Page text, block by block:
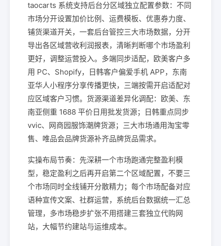
taocarts 系统支持后台分区域独立配置参数：不同
市场分开设置加价比例、运费模板、优惠券力度、
铺货渠道开关，一套后台管控三大市场数据，分开
导出各区域营收利润报表，清晰判断哪个市场盈利
更好，调整运营投入。多端同步适配，欧美客户多
用 PC、Shopify，日韩客户偏爱手机 APP，东南
亚华人小程序分享传播更快，三端按需开启适配对
应区域客户习惯。货源渠道差异化调配：欧美、东
南亚侧重 1688 平价日用批发货源；日韩重点同步
vvic、网商园服饰潮牌货源；三大市场通用淘宝零
售、唯品会品牌货源补齐品牌货品需求。
实操布局节奏：先深耕一个市场跑通完整盈利模
型，稳定盈利之后再开启第二个区域配置，不要三
个市场同时全线铺开分散精力；每个市场配备对应
语种宣传文案、社群运营，系统后台数据统一汇总
管理，多市场稳步扩张不用搭建三套独立代购网
站，大幅节约建站与运维成本。